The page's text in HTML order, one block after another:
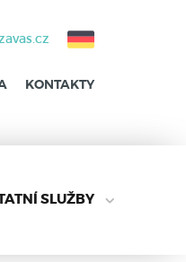
KONTAKTY
SLUŽBY